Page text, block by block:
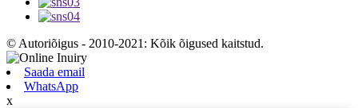
© Autoriõigus - 2010-2021: Kõik õigused kaitstud.
Saada email
WhatsApp
x